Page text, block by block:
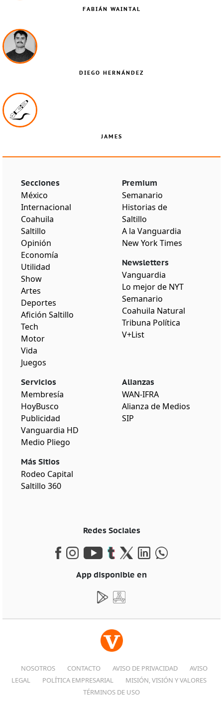
FABIÁN WAINTAL
DIEGO HERNÁNDEZ
JAMES
Secciones
México
Internacional
Coahuila
Saltillo
Opinión
Economía
Utilidad
Show
Artes
Deportes
Afición Saltillo
Tech
Motor
Vida
Juegos
Premium
Semanario
Historias de
Saltillo
A la Vanguardia
New York Times
Newsletters
Vanguardia
Lo mejor de NYT
Semanario
Coahuila Natural
Tribuna Política
V+List
Servicios
Membresía
HoyBusco
Publicidad
Vanguardia HD
Medio Pliego
Más Sitios
Rodeo Capital
Saltillo 360
Alianzas
WAN-IFRA
Alianza de Medios
SIP
Redes Sociales
App disponible en
NOSOTROS CONTACTO AVISO DE PRIVACIDAD
AVISO
LEGAL
POLÍTICA EMPRESARIAL
MISIÓN, VISIÓN Y VALORES
TÉRMINOS DE USO